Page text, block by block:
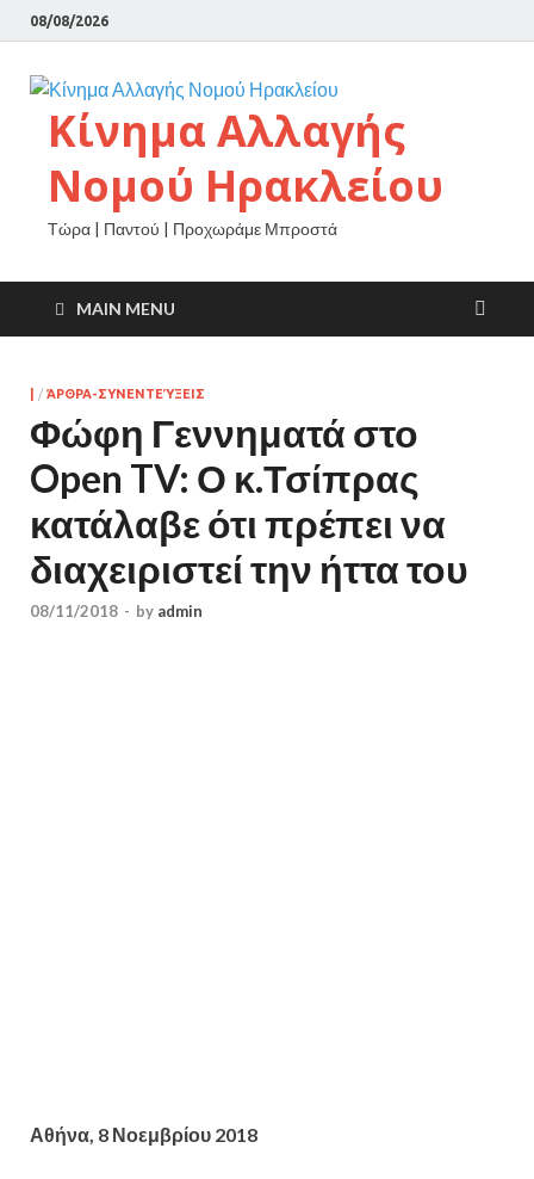
08/08/2026
Κίνημα Αλλαγής
Νομού Ηρακλείου
Τώρα | Παντού | Προχωράμε Μπροστά
MAIN MENU
/ ΆΡΘΡΑ-ΣΥΝΕΝΤΕΎΞΕΙΣ
Φώφη Γεννηματά στο
Open TV: Ο κ.Τσίπρας
κατάλαβε ότι πρέπει να
διαχειριστεί την ήττα του
08/11/2018 - by admin
Αθήνα, 8 Νοεμβρίου 2018